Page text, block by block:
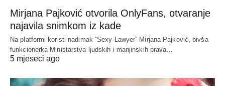
Mirjana Pajković otvorila OnlyFans, otvaranje
najavila snimkom iz kade
Na platformi koristi nadimak “Sexy Lawyer” Mirjana Pajković, bivša
funkcionerka Ministarstva ljudskih i manjinskih prava…
5 mjeseci ago